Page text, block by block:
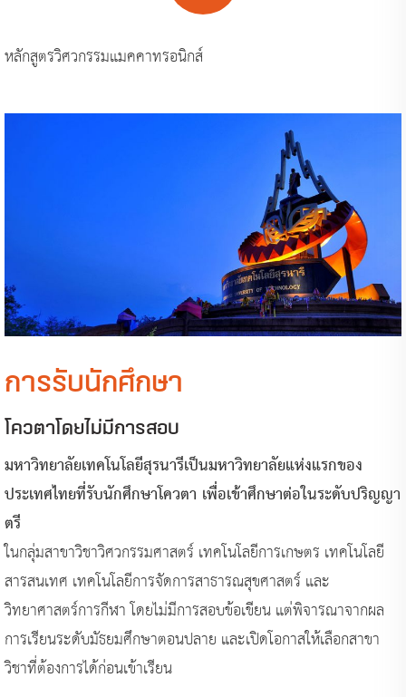
หลักสูตรวิศวกรรมแมคคาทรอนิกส์
การรับนักศึกษา
โควตาโดยไม่มีการสอบ
มหาวิทยาลัยเทคโนโลยีสุรนารีเป็นมหาวิทยาลัยแห่งแรกของ
ประเทศไทยที่รับนักศึกษาโควตา เพื่อเข้าศึกษาต่อในระดับปริญญา
ตรี
ในกลุ่มสาขาวิชาวิศวกรรมศาสตร์ เทคโนโลยีการเกษตร เทคโนโลยี
สารสนเทศ เทคโนโลยีการจัดการสาธารณสุขศาสตร์ และ
วิทยาศาสตร์การกีฬา โดยไม่มีการสอบข้อเขียน แต่พิจารณาจากผล
การเรียนระดับมัธยมศึกษาตอนปลาย และเปิดโอกาสให้เลือกสาขา
วิชาที่ต้องการได้ก่อนเข้าเรียน